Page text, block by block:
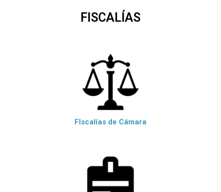
FISCALÍAS
FIscalías de Cámara